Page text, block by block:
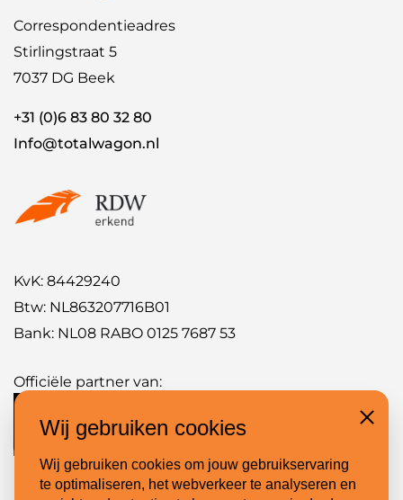
Correspondentieadres
Stirlingstraat 5
7037 DG Beek
+31 (0)6 83 80 32 80
Info@totalwagon.nl
KvK: 84429240
Btw: NL863207716B01
Bank: NL08 RABO 0125 7687 53
Officiële partner van:
Wij gebruiken cookies
Wij gebruiken cookies om jouw gebruikservaring
te optimaliseren, het webverkeer te analyseren en
Close